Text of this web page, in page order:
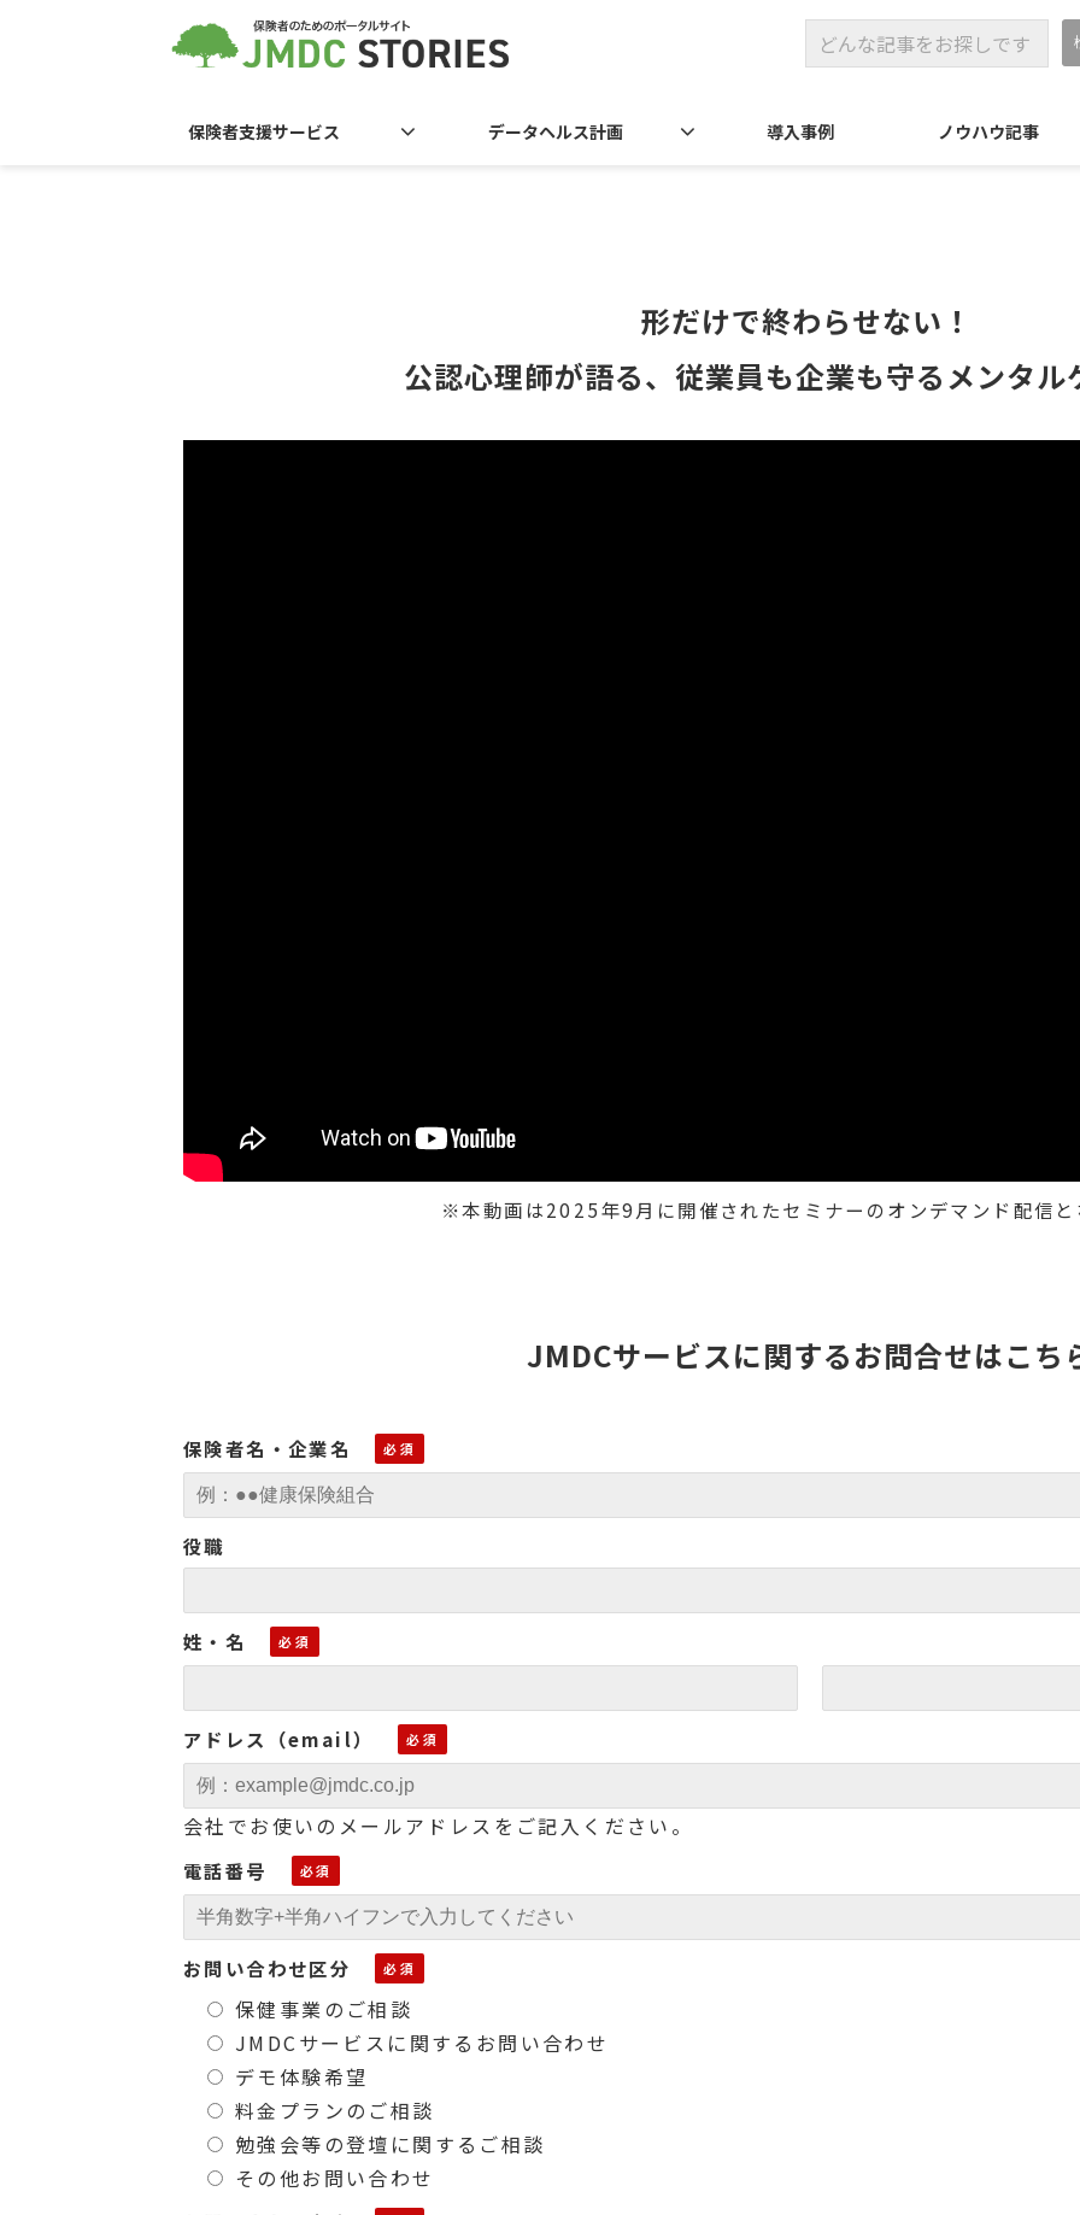
保険者支援サービス データヘルス計画 導入事例 ノウハウ記事
形だけで終わらせない！
公認心理師が語る、従業員も企業も守るメンタ
※本動画は2025年9月に開催されたセミナーのオンデマンド配信と
JMDCサービスに関するお問合せはこち
保険者名・企業名
役職
姓・名
アドレス（email）
会社でお使いのメールアドレスをご記入ください。
電話番号
お問い合わせ区分
保健事業のご相談
JMDCサービスに関するお問い合わせ
デモ体験希望
料金プランのご相談
勉強会等の登壇に関するご相談
その他お問い合わせ